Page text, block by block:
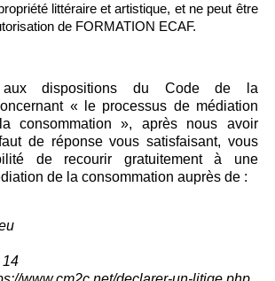
littéraire et artistique, et ne peut être
de FORMATION ECAF.
aux dispositions du Code de la
« le processus de médiation
consommation », après nous avoir
de réponse vous satisfaisant, vous
de recourir gratuitement à une
de la consommation auprès de :
14